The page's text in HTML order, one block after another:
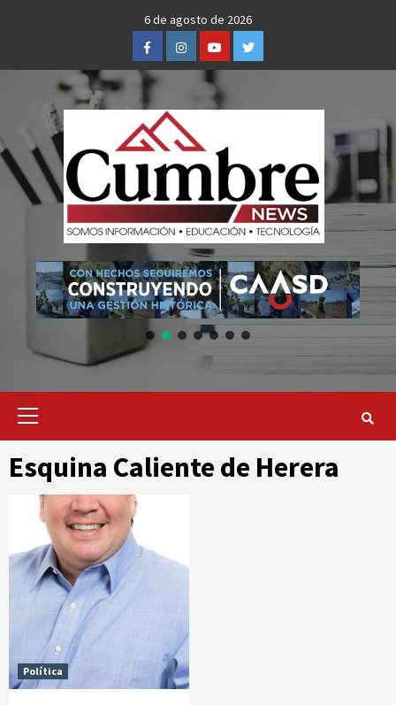
6 de agosto de 2026
FacebookInstagramYoutubeTwitter
Primary
Esquina Caliente de Herera
Política